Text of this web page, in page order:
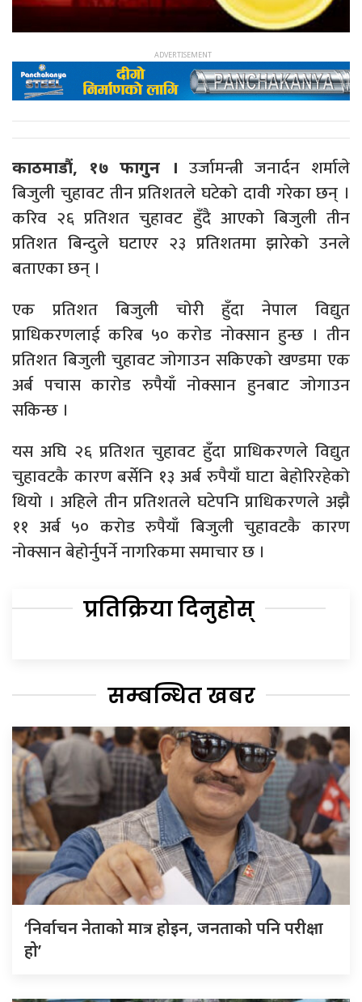
काठमाडौं, १७ फागुन । उर्जामन्त्री जनार्दन शर्माले
बिजुली चुहावट तीन प्रतिशतले घटेको दावी गरेका छन् ।
करिव २६ प्रतिशत चुहावट हुँदै आएको बिजुली तीन
प्रतिशत बिन्दुले घटाएर २३ प्रतिशतमा झारेको उनले
बताएका छन् ।
एक प्रतिशत बिजुली चोरी हुँदा नेपाल विद्युत
प्राधिकरणलाई करिब ५० करोड नोक्सान हुन्छ । तीन
प्रतिशत बिजुली चुहावट जोगाउन सकिएको खण्डमा एक
अर्ब पचास कारोड रुपैयाँ नोक्सान हुनबाट जोगाउन
सकिन्छ ।
यस अघि २६ प्रतिशत चुहावट हुँदा प्राधिकरणले विद्युत
चुहावटकै कारण बर्सेनि १३ अर्ब रुपैयाँ घाटा बेहोरिरहेको
थियो । अहिले तीन प्रतिशतले घटेपनि प्राधिकरणले अझै
११ अर्ब ५० करोड रुपैयाँ बिजुली चुहावटकै कारण
नोक्सान बेहोर्नुपर्ने नागरिकमा समाचार छ ।
प्रतिक्रिया दिनुहोस्
सम्बन्धित खबर
‘निर्वाचन नेताको मात्र होइन, जनताको पनि परीक्षा
हो’